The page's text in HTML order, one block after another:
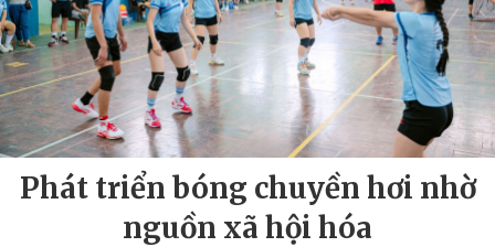
Phát triển bóng chuyền hơi nhờ
nguồn xã hội hóa